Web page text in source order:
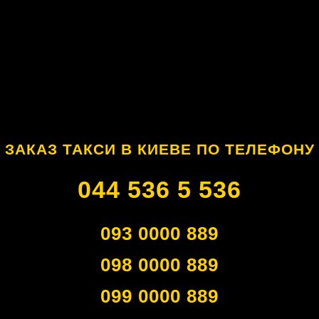
ЗАКАЗ ТАКСИ В КИЕВЕ ПО ТЕЛЕФОНУ
044 536 5 536
093 0000 889
098 0000 889
099 0000 889